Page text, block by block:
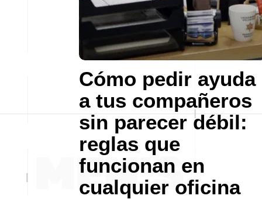
Cómo pedir ayuda
a tus compañeros
sin parecer débil:
reglas que
funcionan en
cualquier oficina